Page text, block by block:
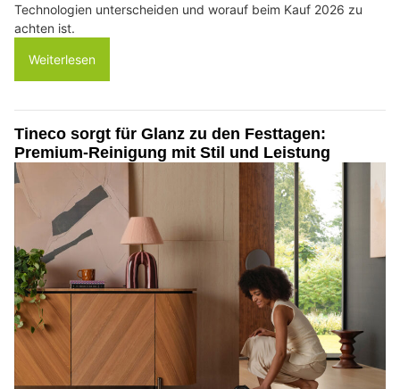
Technologien unterscheiden und worauf beim Kauf 2026 zu
achten ist.
Weiterlesen
Tineco sorgt für Glanz zu den Festtagen:
Premium-Reinigung mit Stil und Leistung